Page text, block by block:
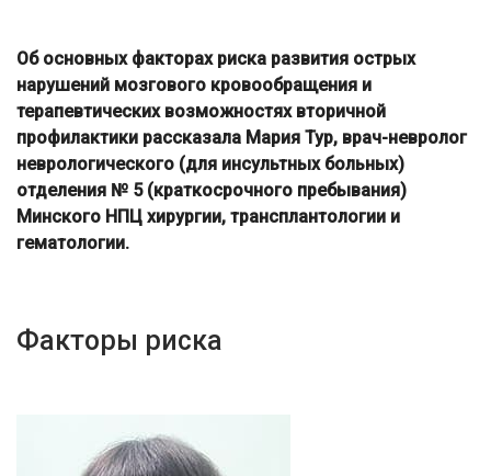
Об основных факторах риска развития острых
нарушений мозгового кровообращения и
терапевтических возможностях вторичной
профилактики рассказала Мария Тур, врач-невролог
неврологического (для инсультных больных)
отделения № 5 (краткосрочного пребывания)
Минского НПЦ хирургии, трансплантологии и
гематологии.
Факторы риска